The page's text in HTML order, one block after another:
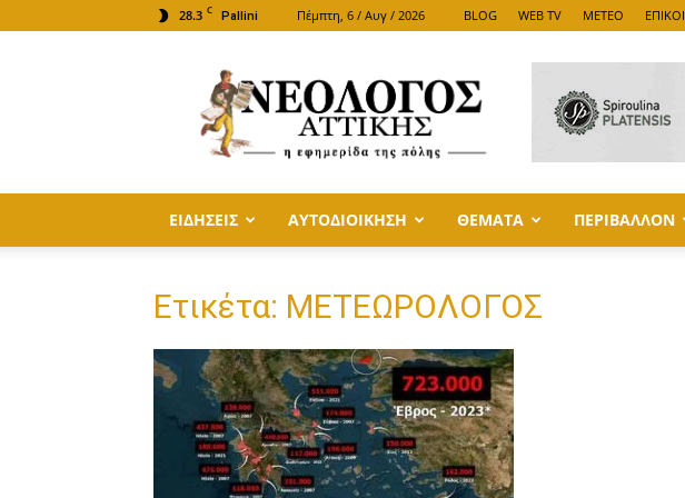
28.3 C Pallini Πέμπτη, 6 / Αυγ / 2026 BLOG WEB TV METEO
ΑΤΤΙΚΗΣ
ΕΙΔΗΣΕΙΣ ΑΥΤΟΔΙΟΙΚΗΣΗ ΘΕΜΑΤΑ ΠΕΡΙΒΑΛΛΟΝ
Ετικέτα: ΜΕΤΕΩΡΟΛΟΓΟΣ